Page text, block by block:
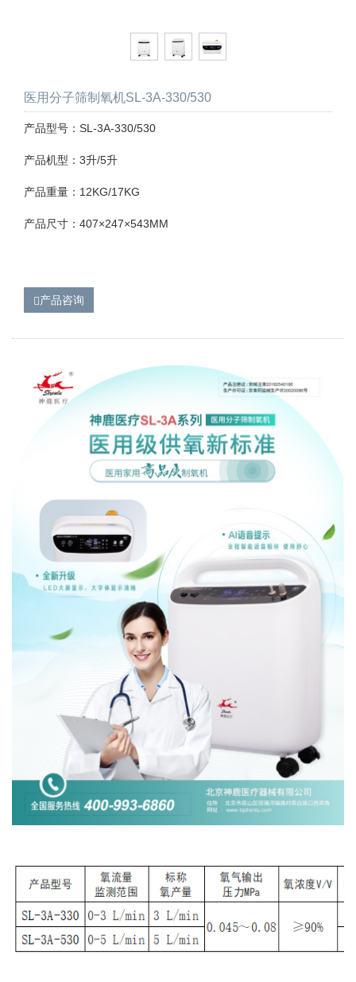
医用分子筛制氧机SL-3A-330/530
产品型号：SL-3A-330/530
产品机型：3升/5升
产品重量：12KG/17KG
产品尺寸：407×247×543MM
产品咨询